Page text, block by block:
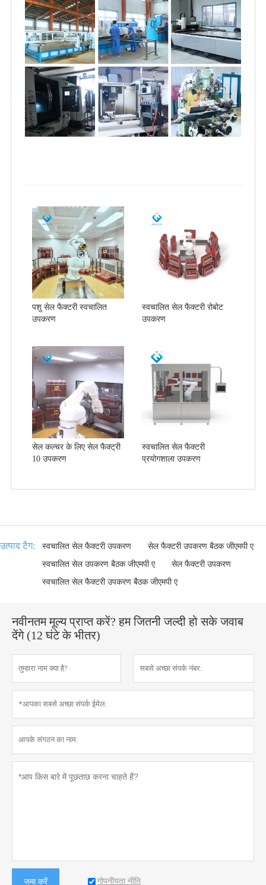
पशु सेल फैक्टरी स्वचालित
उपकरण
स्वचालित सेल फैक्टरी रोबोट
उपकरण
सेल कल्चर के लिए सेल फैक्ट्री
10 उपकरण
स्वचालित सेल फैक्टरी
प्रयोगशाला उपकरण
उत्पाद टैग: स्वचालित सेल फैक्टरी उपकरण
सेल फैक्टरी उपकरण बैठक जीएमपी ए
स्वचालित सेल उपकरण बैठक जीएमपी ए
सेल फैक्टरी उपकरण
स्वचालित सेल फैक्टरी उपकरण बैठक जीएमपी ए
नवीनतम मूल्य प्राप्त करें? हम जितनी जल्दी हो सके जवाब
देंगे (12 घंटे के भीतर)
जमा करें गोपनीयता नीति